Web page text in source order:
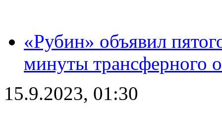
«Рубин» объявил
минуты трансферного
15.9.2023, 01:30